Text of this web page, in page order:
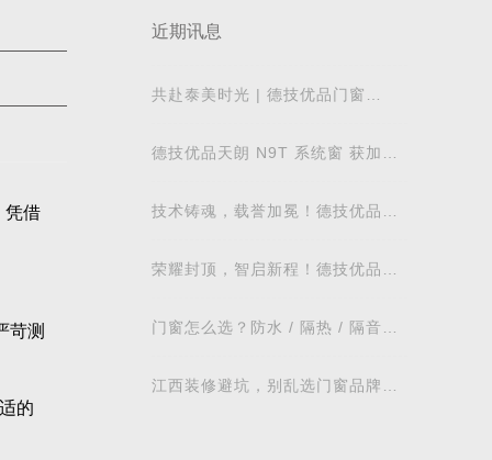
凭借
苛测
的
近期讯息
共赴泰美时光 | 德技优品门窗
德技优品天朗 N9T 系统窗 获加拿
技术铸魂，载誉加冕！德技优品门
荣耀封顶，智启新程！德技优品门
标杆
门窗怎么选？防水 / 隔热 / 隔音需
业
江西装修避坑，别乱选门窗品牌，